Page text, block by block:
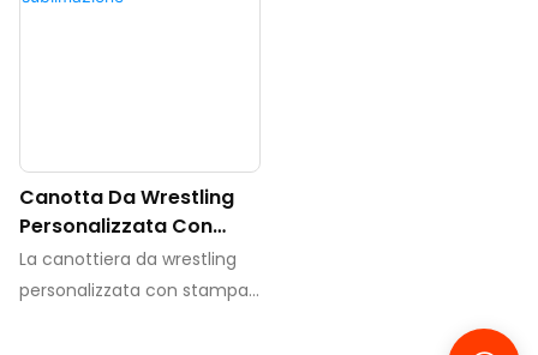
Canotta Da Wrestling
Personalizzata Con
Stampa A Sublimazione
La canottiera da wrestling
personalizzata con stampa